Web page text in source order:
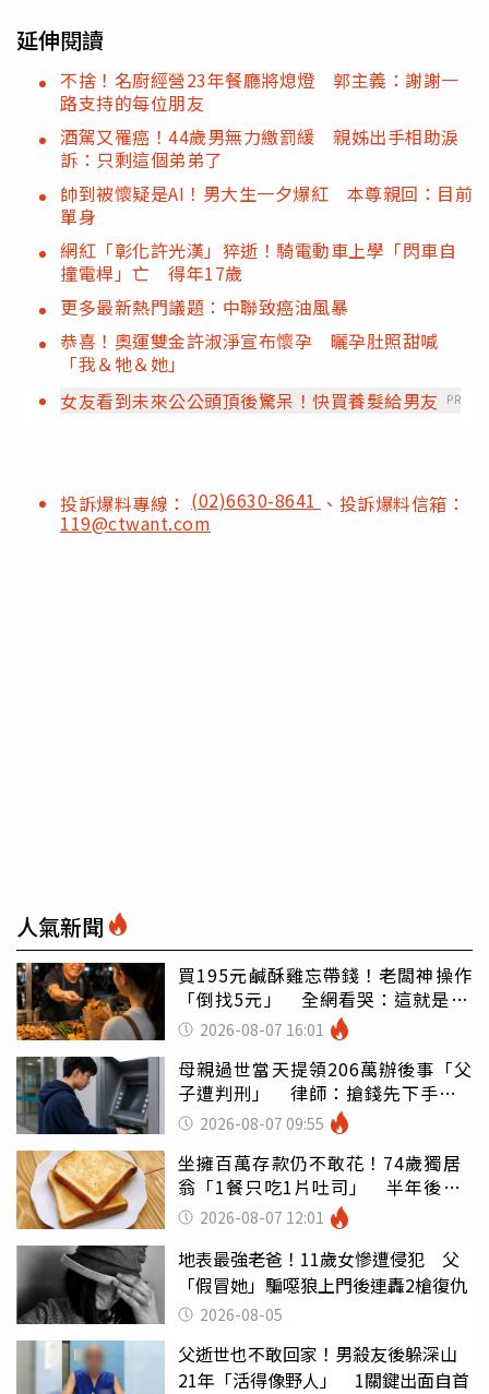
延伸閱讀
不捨！名廚經營23年餐廳將熄燈 郭主義：謝謝一
路支持的每位朋友
酒駕又罹癌！44歲男無力繳罰緩 親姊出手相助淚
訴：只剩這個弟弟了
帥到被懷疑是AI！男大生一夕爆紅 本尊親回：目前
單身
網紅「彰化許光漢」猝逝！騎電動車上學「閃車自
撞電桿」亡 得年17歲
更多最新熱門議題：中聯致癌油風暴
恭喜！奧運雙金許淑淨宣布懷孕 曬孕肚照甜喊
「我＆牠＆她」
女友看到未來公公頭頂後驚呆！快買養髮給男友
PR
投訴爆料專線： (02)6630-8641 、投訴爆料信箱：
119@ctwant.com
人氣新聞
買195元鹹酥雞忘帶錢！老闆神操作
「倒找5元」 全網看哭：這就是台
灣 2026-08-07 16:01
母親過世當天提領206萬辦後事「父
子遭判刑」 律師：搶錢先下手是
罪 2026-08-07 09:55
坐擁百萬存款仍不敢花！74歲獨居
翁「1餐只吃1片吐司」 半年後暴
瘦嚇壞女兒
2026-08-07 12:01
地表最強老爸！11歲女慘遭侵犯 父
「假冒她」騙噁狼上門後連轟2槍復仇
2026-08-05
父逝世也不敢回家！男殺友後躲深山
21年「活得像野人」 1關鍵出面自首